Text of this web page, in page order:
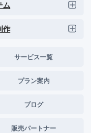
ム
作
サービス一覧
プラン案内
ブログ
販売パートナー